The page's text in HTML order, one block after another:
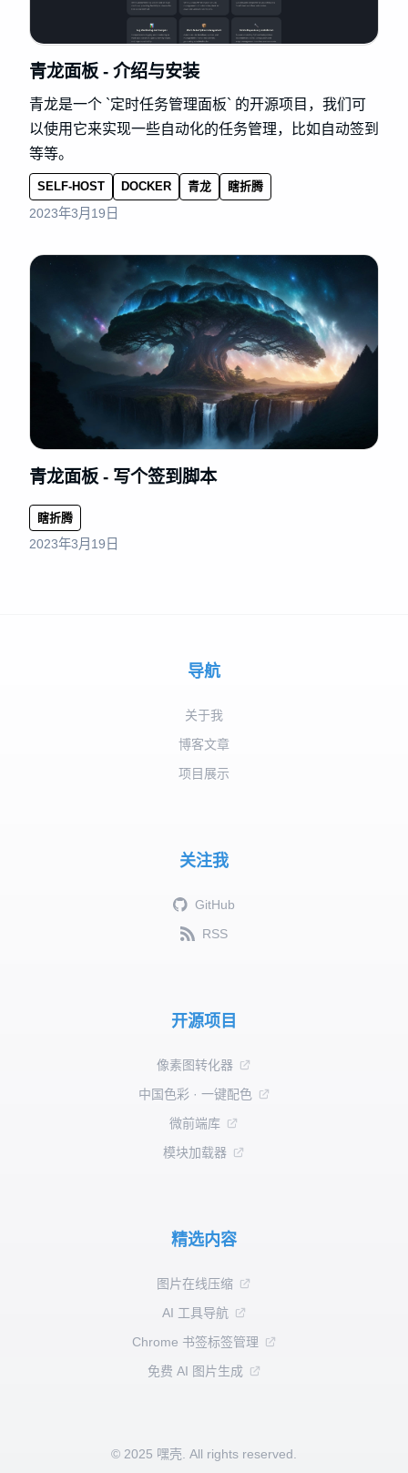
青龙面板 - 介绍与安装
青龙是一个 `定时任务管理面板` 的开源项目，我们可
以使用它来实现一些自动化的任务管理，比如自动签到
等等。
SELF-HOST DOCKER 青龙 瞎折腾
2023年3月19日
青龙面板 - 写个签到脚本
瞎折腾
2023年3月19日
导航
关于我
博客文章
项目展示
关注我
GitHub
RSS
开源项目
像素图转化器
中国色彩 · 一键配色
微前端库
模块加载器
精选内容
图片在线压缩
AI 工具导航
Chrome 书签标签管理
免费 AI 图片生成
© 2025 嘿壳. All rights reserved.